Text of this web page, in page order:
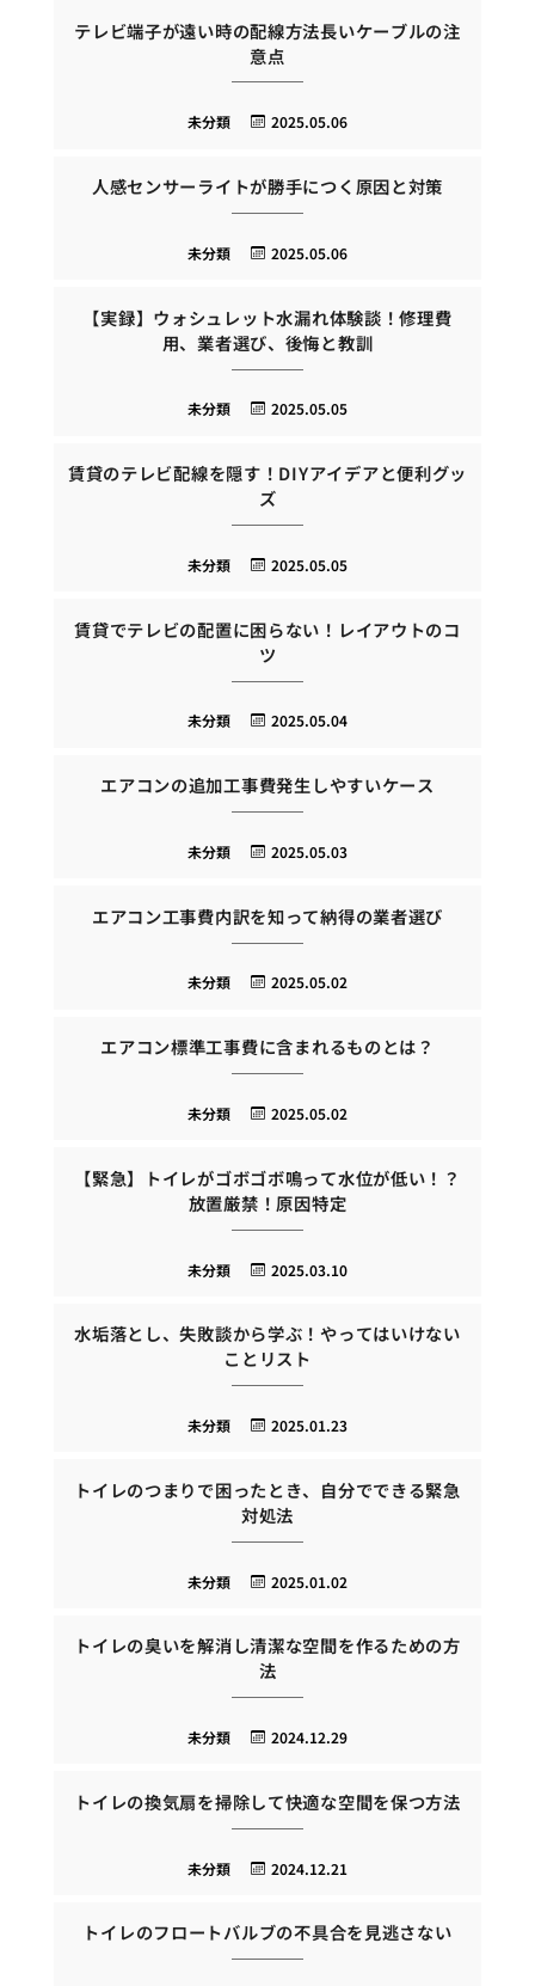
テレビ端子が遠い時の配線方法長いケーブルの注
意点
2025.05.06
未分類
人感センサーライトが勝手につく原因と対策
2025.05.06
未分類
【実録】ウォシュレット水漏れ体験談！修理費
用、業者選び、後悔と教訓
2025.05.05
未分類
賃貸のテレビ配線を隠す！DIYアイデアと便利グッ
ズ
2025.05.05
未分類
賃貸でテレビの配置に困らない！レイアウトのコ
ツ
2025.05.04
未分類
エアコンの追加工事費発生しやすいケース
2025.05.03
未分類
エアコン工事費内訳を知って納得の業者選び
2025.05.02
未分類
エアコン標準工事費に含まれるものとは？
2025.05.02
未分類
【緊急】トイレがゴボゴボ鳴って水位が低い！？
放置厳禁！原因特定
2025.03.10
未分類
水垢落とし、失敗談から学ぶ！やってはいけない
ことリスト
2025.01.23
未分類
トイレのつまりで困ったとき、自分でできる緊急
対処法
2025.01.02
未分類
トイレの臭いを解消し清潔な空間を作るための方
法
2024.12.29
未分類
トイレの換気扇を掃除して快適な空間を保つ方法
2024.12.21
未分類
トイレのフロートバルブの不具合を見逃さない